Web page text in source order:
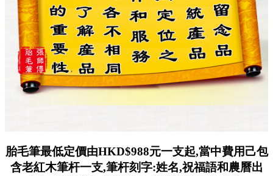
胎毛筆最低定價由HKD$988元一支起,當中費用己包
含老紅木筆杆一支,筆杆刻字:姓名,祝福語和農曆出